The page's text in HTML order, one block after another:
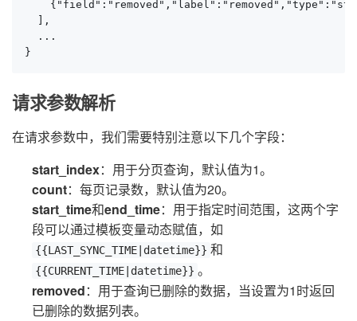
  ],
  ...
}
请求参数解析
在请求参数中，我们需要特别注意以下几个字段：
start_index：用于分页查询，默认值为1。
count：每页记录数，默认值为20。
start_time和end_time：用于指定时间范围，这两个字
段可以通过模板变量动态赋值，如
{{LAST_SYNC_TIME|datetime}} 和
{{CURRENT_TIME|datetime}} 。
removed：用于查询已删除的数据，当设置为1时返回
已删除的数据列表。